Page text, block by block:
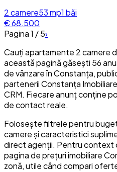
2camere53mp1 băi
€ 68.500
Pagina1 /5›
Cauți apartamente 2 camere
această pagină găsești 56
de vânzare în Constanța,
partenerii Constanța
CRM. Fiecare anunț conține
de contact reale.
Folosește filtrele pentru
camere și caracteristici
direct agenții. Pentru context
pagina de prețuri imobiliare
zonă, utile când compari